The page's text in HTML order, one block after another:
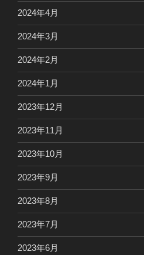
2024年4月
2024年3月
2024年2月
2024年1月
2023年12月
2023年11月
2023年10月
2023年9月
2023年8月
2023年7月
2023年6月